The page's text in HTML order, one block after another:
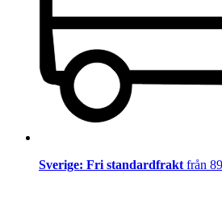
Sverige: Fri standardfrakt från